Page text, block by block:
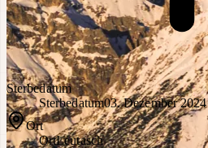
Sterbedatum
Sterbedatum03. Dezember 2024
Ort
OrtLeutasch